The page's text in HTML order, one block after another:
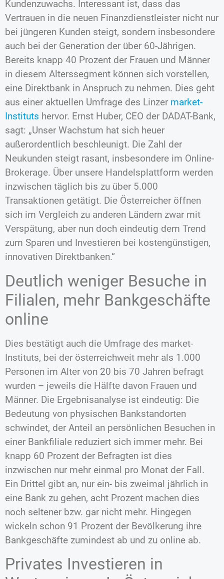
Kundenzuwachs. Interessant ist, dass das
Vertrauen in die neuen Finanzdienstleister nicht nur
bei jüngeren Kunden steigt, sondern insbesondere
auch bei der Generation der über 60-Jährigen.
Bereits knapp 40 Prozent der Frauen und Männer
in diesem Alterssegment können sich vorstellen,
eine Direktbank in Anspruch zu nehmen. Dies geht
aus einer aktuellen Umfrage des Linzer market-
Instituts hervor. Ernst Huber, CEO der DADAT-Bank,
sagt: „Unser Wachstum hat sich heuer
außerordentlich beschleunigt. Die Zahl der
Neukunden steigt rasant, insbesondere im Online-
Brokerage. Über unsere Handelsplattform werden
inzwischen täglich bis zu über 5.000
Transaktionen getätigt. Die Österreicher öffnen
sich im Vergleich zu anderen Ländern zwar mit
Verspätung, aber nun doch eindeutig dem Trend
zum Sparen und Investieren bei kostengünstigen,
innovativen Direktbanken.“
Deutlich weniger Besuche in
Filialen, mehr Bankgeschäfte
online
Dies bestätigt auch die Umfrage des market-
Instituts, bei der österreichweit mehr als 1.000
Personen im Alter von 20 bis 70 Jahren befragt
wurden – jeweils die Hälfte davon Frauen und
Männer. Die Ergebnisanalyse ist eindeutig: Die
Bedeutung von physischen Bankstandorten
schwindet, der Anteil an persönlichen Besuchen in
einer Bankfiliale reduziert sich immer mehr. Bei
knapp 60 Prozent der Befragten ist dies
inzwischen nur mehr einmal pro Monat der Fall.
Ein Drittel gibt an, nur ein- bis zweimal jährlich in
eine Bank zu gehen, acht Prozent machen dies
noch seltener bzw. gar nicht mehr. Hingegen
wickeln schon 91 Prozent der Bevölkerung ihre
Bankgeschäfte zumindest ab und zu online ab.
Privates Investieren in